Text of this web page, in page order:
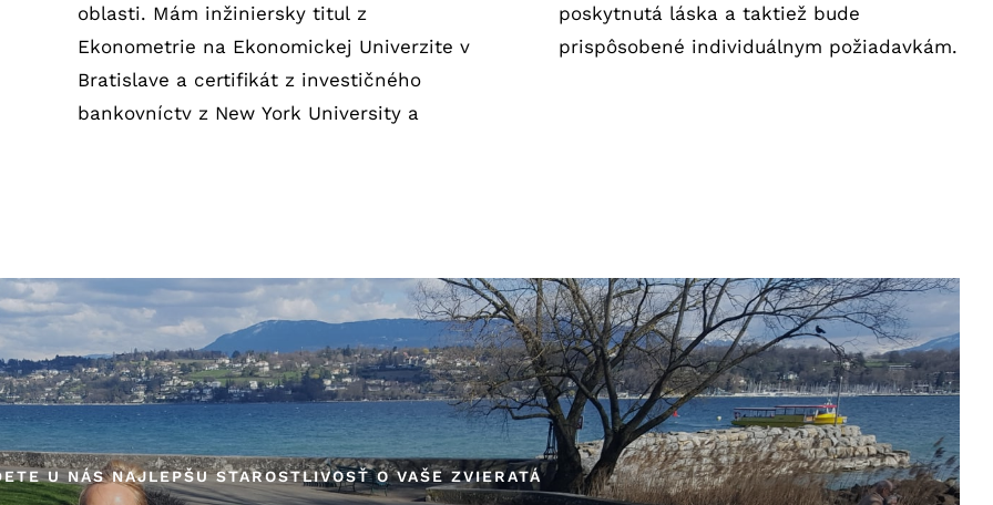
oblasti. Mám inžiniersky titul z
Ekonometrie na Ekonomickej Univerzite v
Bratislave a certifikát z investičného
bankovníctv z New York University a
poskytnutá láska a taktiež bude
prispôsobené individuálnym požiadavkám.
U NÁS NAJLEPŠU STAROSTLIVOSŤ O VAŠE ZVIERATÁ